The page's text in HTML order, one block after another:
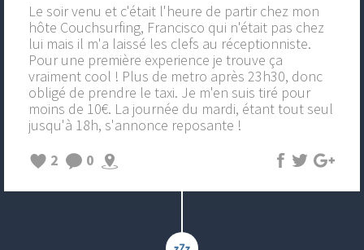
Le soir venu et c'était l'heure de partir chez mon
hôte Couchsurfing, Francisco qui n'était pas chez
lui mais il m'a laissé les clefs au réceptionniste.
Pour une première experience je trouve ça
vraiment cool ! Plus de metro après 23h30, donc
obligé de prendre le taxi. Je m'en suis tiré pour
moins de 10€. La journée du mardi, étant tout seul
jusqu'à 18h, s'annonce reposante !
2
0